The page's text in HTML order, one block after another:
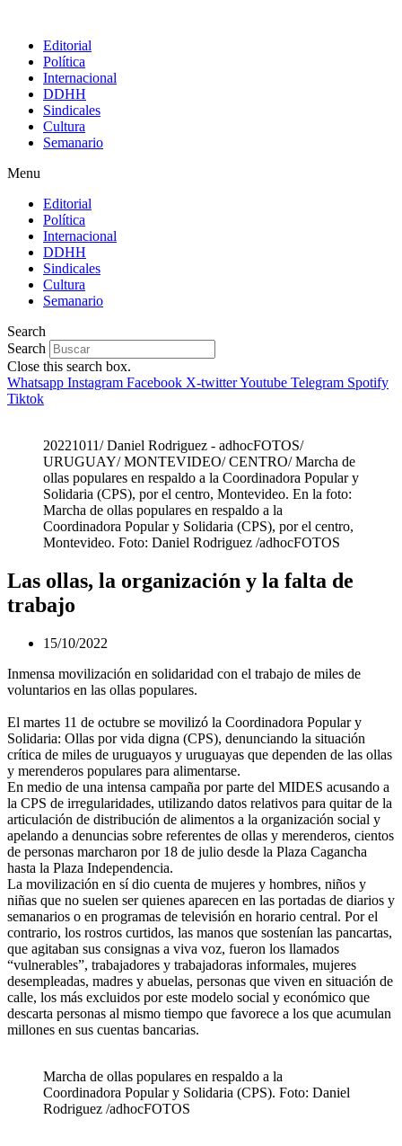
Editorial
Política
Internacional
DDHH
Sindicales
Cultura
Semanario
Menu
Editorial
Política
Internacional
DDHH
Sindicales
Cultura
Semanario
Search
Search
Close this search box.
Whatsapp Instagram Facebook X-twitterYoutube Telegram Spotify
Tiktok
20221011/ Daniel Rodriguez - adhocFOTOS/
URUGUAY/ MONTEVIDEO/ CENTRO/ Marcha de
ollas populares en respaldo a la Coordinadora Popular y
Solidaria (CPS), por el centro, Montevideo. En la foto:
Marcha de ollas populares en respaldo a la
Coordinadora Popular y Solidaria (CPS), por el centro,
Montevideo. Foto: Daniel Rodriguez /adhocFOTOS
Las ollas, la organización y la falta de
trabajo
15/10/2022
Inmensa movilización en solidaridad con el trabajo de miles de
voluntarios en las ollas populares.
El martes 11 de octubre se movilizó la Coordinadora Popular y
Solidaria: Ollas por vida digna (CPS), denunciando la situación
crítica de miles de uruguayos y uruguayas que dependen de las ollas
y merenderos populares para alimentarse.
En medio de una intensa campaña por parte del MIDES acusando a
la CPS de irregularidades, utilizando datos relativos para quitar de la
articulación de distribución de alimentos a la organización social y
apelando a denuncias sobre referentes de ollas y merenderos, cientos
de personas marcharon por 18 de julio desde la Plaza Cagancha
hasta la Plaza Independencia.
La movilización en sí dio cuenta de mujeres y hombres, niños y
niñas que no suelen ser quienes aparecen en las portadas de diarios y
semanarios o en programas de televisión en horario central. Por el
contrario, los rostros curtidos, las manos que sostenían las pancartas,
que agitaban sus consignas a viva voz, fueron los llamados
“vulnerables”, trabajadores y trabajadoras informales, mujeres
desempleadas, madres y abuelas, personas que viven en situación de
calle, los más excluidos por este modelo social y económico que
descarta personas al mismo tiempo que favorece a los que acumulan
millones en sus cuentas bancarias.
Marcha de ollas populares en respaldo a la
Coordinadora Popular y Solidaria (CPS). Foto: Daniel
Rodriguez /adhocFOTOS